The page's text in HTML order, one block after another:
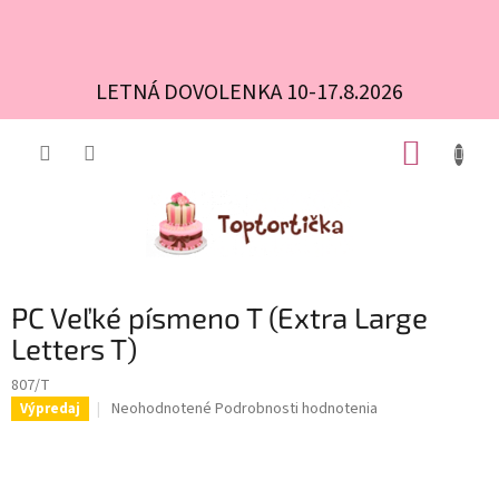
LETNÁ DOVOLENKA 10-17.8.2026
PC Veľké písmeno T (Extra Large
Letters T)
807/T
Výpredaj
Priemerné
Neohodnotené Podrobnosti hodnotenia